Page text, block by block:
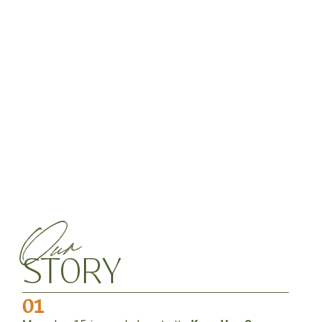
Our
STORY
01